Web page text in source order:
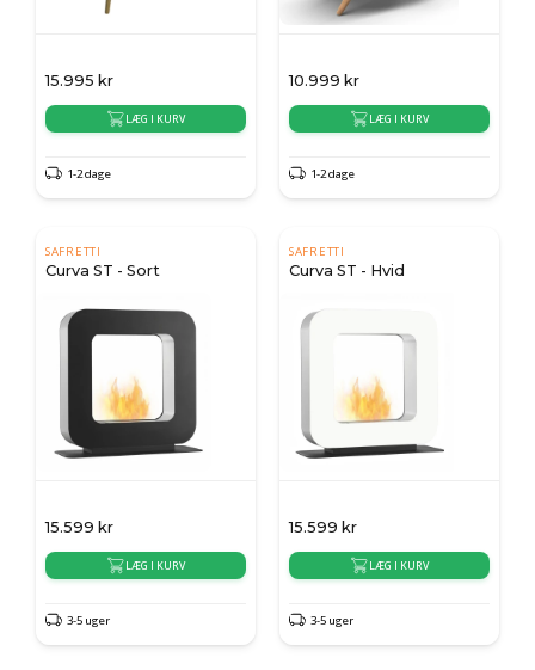
15.995 kr
LÆG I KURV
1-2 dage
10.999 kr
LÆG I KURV
1-2 dage
SAFRETTI
Curva ST - Sort
15.599 kr
LÆG I KURV
3-5 uger
SAFRETTI
Curva ST - Hvid
15.599 kr
LÆG I KURV
3-5 uger